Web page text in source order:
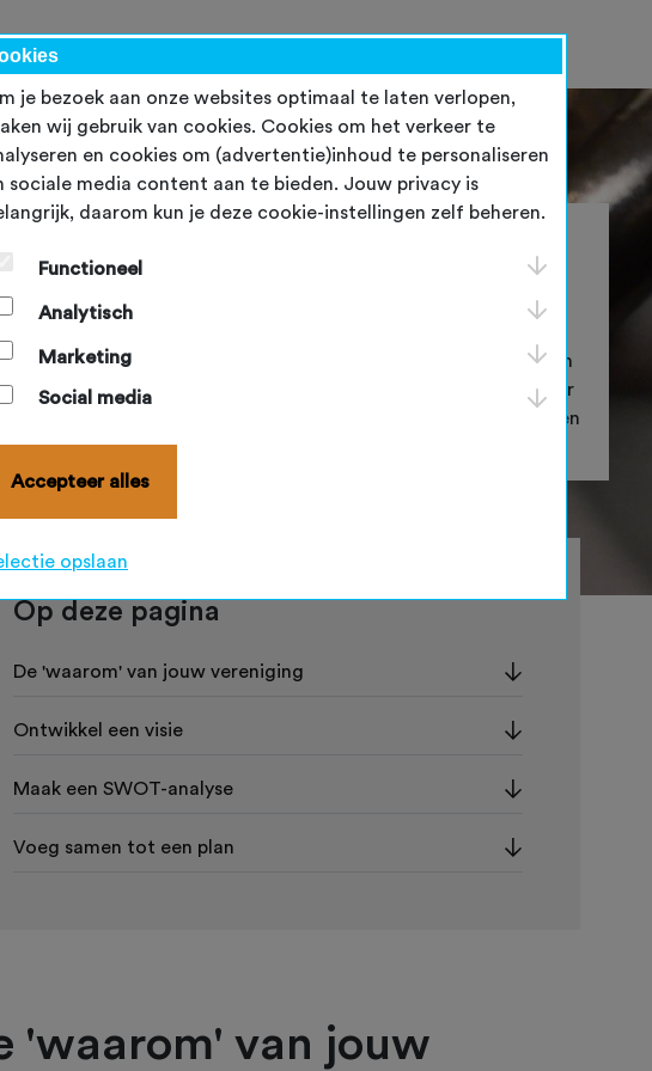
NBF-evenementenOndersteuningTopsportWord lid
is niet alleen voor bedrijven, maar óók voor
duidelijkheid aan je vereniging. Met een beleidsplan worden
gemaakt op basis van een gedeeld toekomstplaatje, waardoor
is waar je als vereniging heen wilt en waar je je energie wel en
steekt.
Op deze pagina
De 'waarom' van jouw vereniging
Ontwikkel een visie
Maak een SWOT-analyse
Voeg samen tot een plan
'waarom' van jouw
je bezoek aan onze websites optimaal te laten verlopen,
wij gebruik van cookies. Cookies om het verkeer te
en cookies om (advertentie)inhoud te personaliseren
sociale media content aan te bieden. Jouw privacy is
daarom kun je deze cookie-instellingen zelf beheren.
Functioneel
Analytisch
Marketing
Social media
Accepteer alles
opslaan